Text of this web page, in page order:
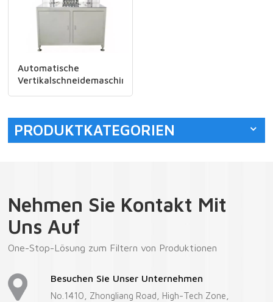
Automatische
Vertikalschneidemaschine
PRODUKTKATEGORIEN
Nehmen Sie Kontakt Mit
Uns Auf
One-Stop-Lösung zum Filtern von Produktionen
Besuchen Sie Unser Unternehmen
No.1410, Zhongliang Road, High-Tech Zone,